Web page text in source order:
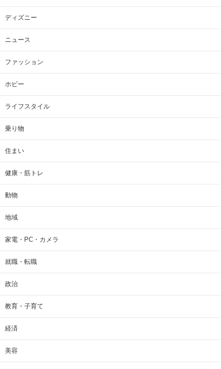
ディズニー
ニュース
ファッション
ホビー
ライフスタイル
乗り物
住まい
健康・筋トレ
動物
地域
家電・PC・カメラ
就職・転職
政治
教育・子育て
経済
美容